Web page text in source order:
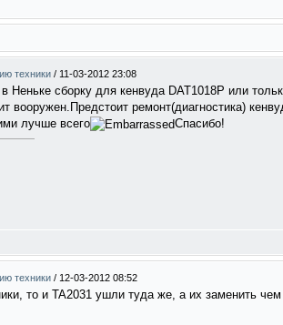
техники / 11-03-2012 23:08
Неньке сборку для кенвуда DAT1018P или
вооружен.Предстоит ремонт(диагностика)
лучше всего
Спасибо!
техники / 12-03-2012 08:52
то и TA2031 ушли туда же, а их заменить